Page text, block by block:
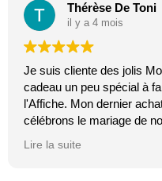
Thérèse De Toni
il y a 4 mois
Je suis cliente des jolis
cadeau un peu spécial à
l'Affiche. Mon dernier
célébrons le mariage de
Lire la suite